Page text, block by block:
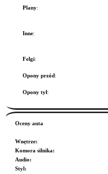
Plany:
Inne:
Felgi:
Opony przód:
Opony tył:
Oceny auta
Wnętrze:
Komora silnika:
Audio:
Styl: